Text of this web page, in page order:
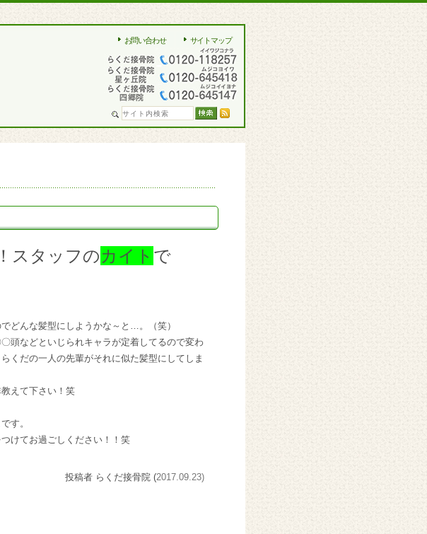
お問い合わせ サイトマップ
スタッフのカイト で
どんな髪型にしようかな～と…。（笑）
〇頭などといじられキャラが定着してるので変わ
くだの一人の先輩がそれに似た髪型にしてしま
えて下さい！笑
す。
けてお過ごしください！！笑
投稿者 らくだ接骨院 (2017.09.23)